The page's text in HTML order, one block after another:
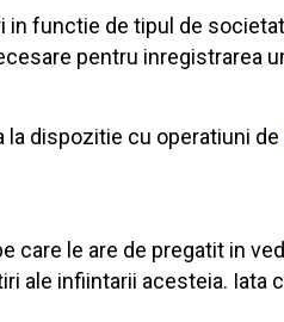
functie de tipul de
pentru inregistrarea
la dispozitie cu operatiuni de
care le are de pregatit in
ale infiintarii acesteia.